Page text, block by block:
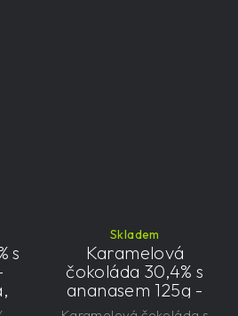
s
Skladem
Karamelová
čokoláda 30,4% s
ananasem 125g -
velká, řemeslná,